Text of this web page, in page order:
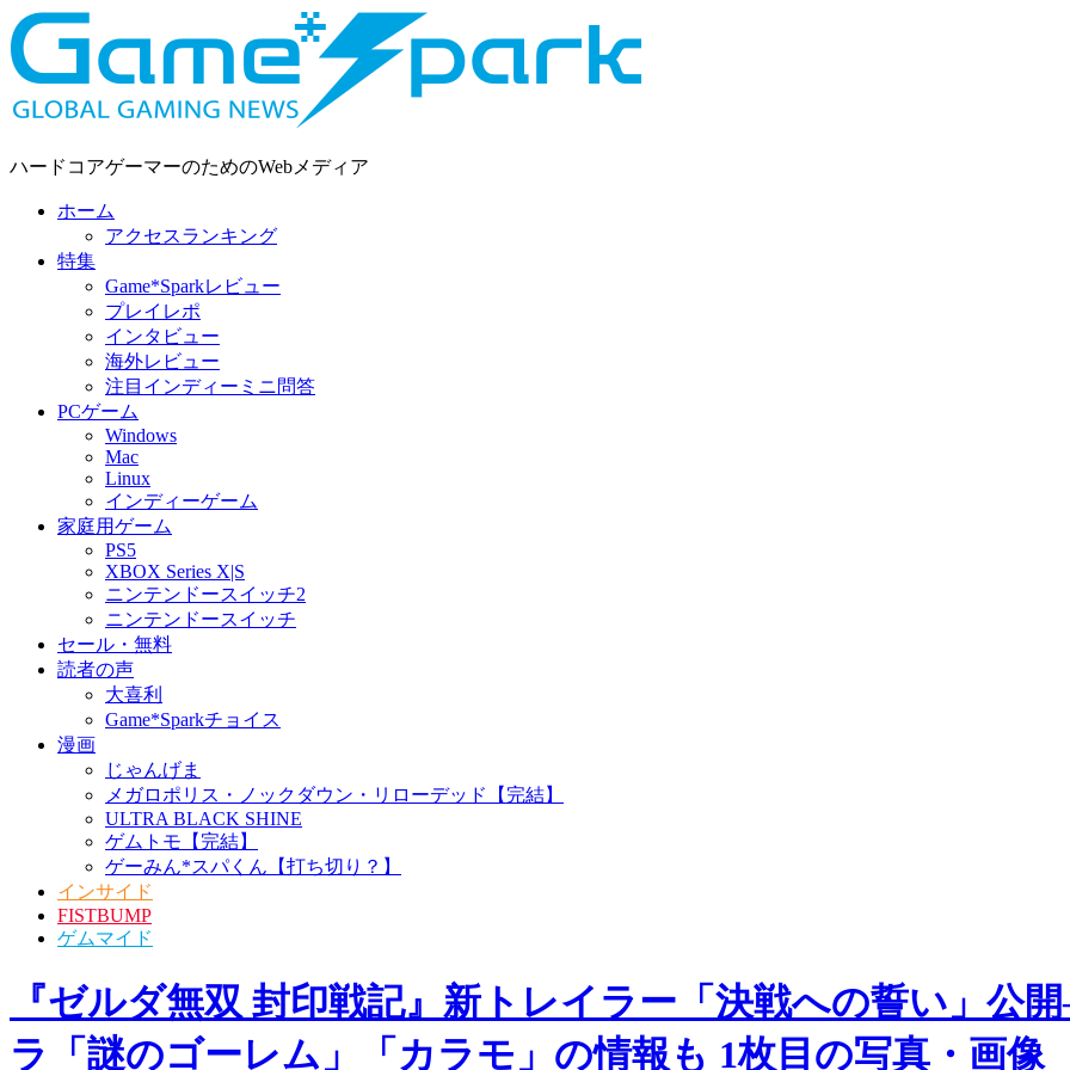
ハードコアゲーマーのためのWebメディア
ホーム
アクセスランキング
特集
Game*Sparkレビュー
プレイレポ
インタビュー
海外レビュー
注目インディーミニ問答
PCゲーム
Windows
Mac
Linux
インディーゲーム
家庭用ゲーム
PS5
XBOX Series X|S
ニンテンドースイッチ2
ニンテンドースイッチ
セール・無料
読者の声
大喜利
Game*Sparkチョイス
漫画
じゃんげま
メガロポリス・ノックダウン・リローデッド【完結】
ULTRA BLACK SHINE
ゲムトモ【完結】
ゲーみん*スパくん【打ち切り？】
インサイド
FISTBUMP
ゲムマイド
『ゼルダ無双 封印戦記』新トレイラー「決戦への誓い」公
ラ「謎のゴーレム」「カラモ」の情報も 1枚目の写真・画像